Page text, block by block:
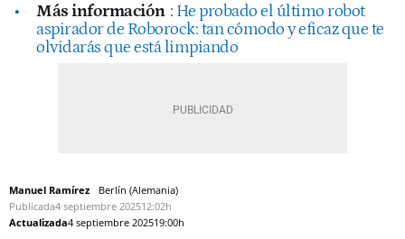
Más información : He probado el último robot
aspirador de Roborock: tan cómodo y eficaz que te
olvidarás que está limpiando
Manuel Ramírez
Berlín (Alemania)
Publicada4 septiembre 202512:02h
Actualizada4 septiembre 202519:00h